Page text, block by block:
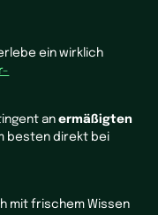
ein wirklich
anermäßigten
besten direkt bei
mit frischem Wissen